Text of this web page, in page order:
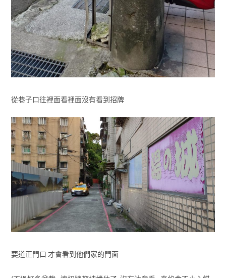
從巷子口往裡面看裡面沒有看到招牌
要道正門口 才會看到他們家的門面